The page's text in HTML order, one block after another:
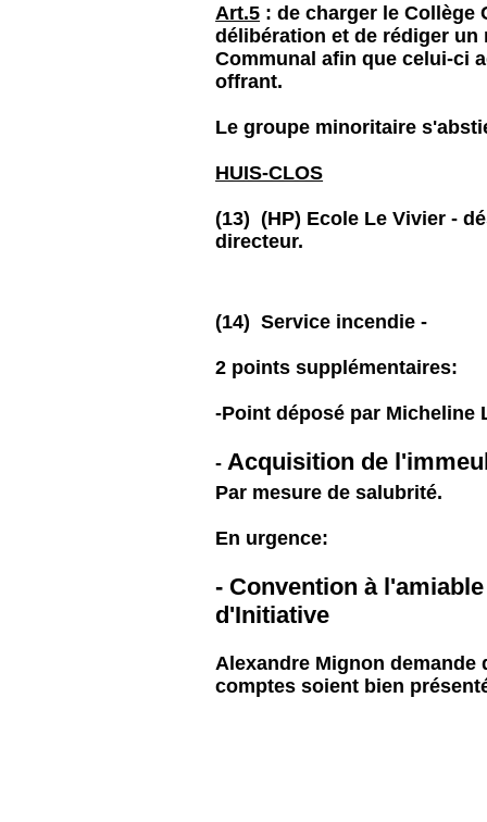
Art.5 : de charger le Collège
délibération et de rédiger
Communal afin que celui-ci
offrant.
Le groupe minoritaire
HUIS-CLOS
(13) (HP) Ecole Le Vivier -
directeur.
(14) Service incendie -
2 points supplémentaires:
-Point déposé par Micheline
- Acquisition de
Par mesure de salubrité.
En urgence:
- Convention à
d'Initiative
Alexandre Mignon
comptes soient bien